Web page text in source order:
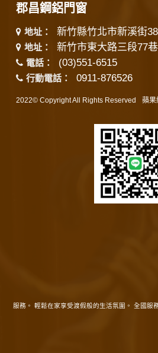
郡昌鋼鋁門窗
地址： 新竹縣竹北市新溪街
地址： 新竹市東大路三段77
電話： (03)551-6515
行動電話： 0911-876526
2022© Copyright All Rights Reserved 蘋果
地服務。 輕鬆在家享受渡假般的生活氛圍。 全國服